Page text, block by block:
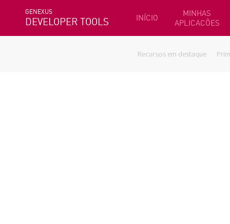
GENEXUS
DEVELOPER TOOLS INÍCIO
MINHAS
APLICACÕES
Recursos em destaque